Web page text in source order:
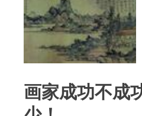
画家成功不成